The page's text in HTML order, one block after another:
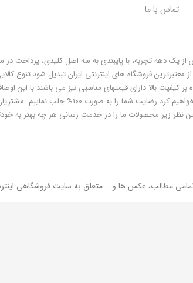
تماس با ما
فروشگاه های اینترنتی ایران تبدیل شود.تنوع
بالا دارای قیمتهای مناسبی نیز می باشند با این
هوشمندی شماست و مطمئنا ما هم به پاس درایت و هوشمندی شما
نظر زیر محصولات ما را در خدمت رسانی هر چه بهتر به
مطالب، عکس ها و... متعلق به سایت فروشگاهی